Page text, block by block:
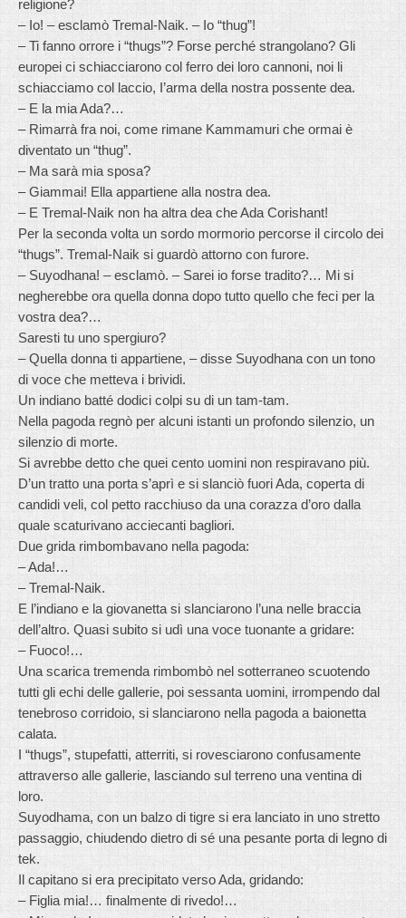
religione?
– Io! – esclamò Tremal-Naik. – Io “thug”!
– Ti fanno orrore i “thugs”? Forse perché strangolano? Gli
europei ci schiacciarono col ferro dei loro cannoni, noi li
schiacciamo col laccio, I’arma della nostra possente dea.
– E la mia Ada?…
– Rimarrà fra noi, come rimane Kammamuri che ormai è
diventato un “thug”.
– Ma sarà mia sposa?
– Giammai! Ella appartiene alla nostra dea.
– E Tremal-Naik non ha altra dea che Ada Corishant!
Per la seconda volta un sordo mormorio percorse il circolo dei
“thugs”. Tremal-Naik si guardò attorno con furore.
– Suyodhana! – esclamò. – Sarei io forse tradito?… Mi si
negherebbe ora quella donna dopo tutto quello che feci per la
vostra dea?…
Saresti tu uno spergiuro?
– Quella donna ti appartiene, – disse Suyodhana con un tono
di voce che metteva i brividi.
Un indiano batté dodici colpi su di un tam-tam.
Nella pagoda regnò per alcuni istanti un profondo silenzio, un
silenzio di morte.
Si avrebbe detto che quei cento uomini non respiravano più.
D’un tratto una porta s’aprì e si slanciò fuori Ada, coperta di
candidi veli, col petto racchiuso da una corazza d’oro dalla
quale scaturivano acciecanti bagliori.
Due grida rimbombavano nella pagoda:
– Ada!…
– Tremal-Naik.
E l’indiano e la giovanetta si slanciarono l’una nelle braccia
dell’altro. Quasi subito si udì una voce tuonante a gridare:
– Fuoco!…
Una scarica tremenda rimbombò nel sotterraneo scuotendo
tutti gli echi delle gallerie, poi sessanta uomini, irrompendo dal
tenebroso corridoio, si slanciarono nella pagoda a baionetta
calata.
I “thugs”, stupefatti, atterriti, si rovesciarono confusamente
attraverso alle gallerie, lasciando sul terreno una ventina di
loro.
Suyodhama, con un balzo di tigre si era lanciato in uno stretto
passaggio, chiudendo dietro di sé una pesante porta di legno di
tek.
Il capitano si era precipitato verso Ada, gridando:
– Figlia mia!… finalmente di rivedo!…